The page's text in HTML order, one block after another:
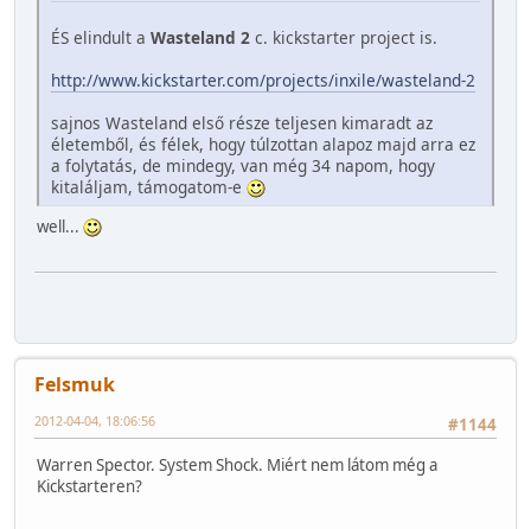
ÉS elindult a Wasteland 2 c. kickstarter project is.
http://www.kickstarter.com/projects/inxile/wasteland-2
sajnos Wasteland első része teljesen kimaradt az
életemből, és félek, hogy túlzottan alapoz majd arra ez
a folytatás, de mindegy, van még 34 napom, hogy
kitaláljam, támogatom-e
well...
Felsmuk
#1144
2012-04-04, 18:06:56
Warren Spector. System Shock. Miért nem látom még a
Kickstarteren?